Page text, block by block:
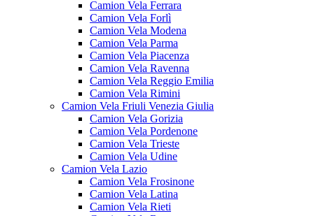
Camion Vela Ferrara
Camion Vela Forlì
Camion Vela Modena
Camion Vela Parma
Camion Vela Piacenza
Camion Vela Ravenna
Camion Vela Reggio Emilia
Camion Vela Rimini
Camion Vela Friuli Venezia Giulia
Camion Vela Gorizia
Camion Vela Pordenone
Camion Vela Trieste
Camion Vela Udine
Camion Vela Lazio
Camion Vela Frosinone
Camion Vela Latina
Camion Vela Rieti